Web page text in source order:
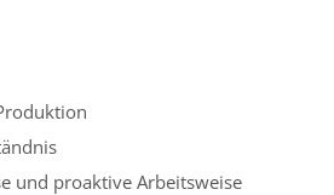
und proaktive Arbeitsweise